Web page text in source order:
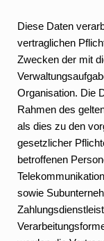
Diese Daten
vertraglichen
Zwecken der mit
Organisation. Die
Rahmen des
als dies zu den
gesetzlicher
betroffenen
sowie